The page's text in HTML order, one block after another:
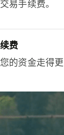
易手续费。
费
的资金走得更